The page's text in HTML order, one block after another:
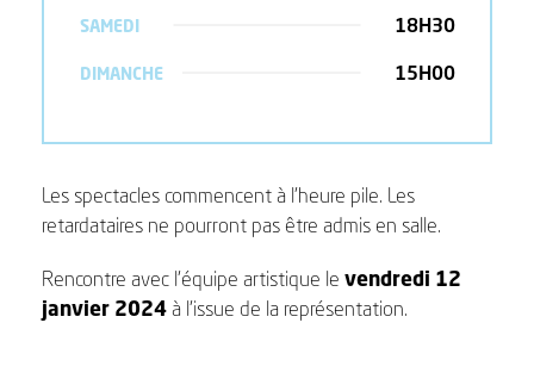
SAMEDI 18H30
DIMANCHE 15H00
Les spectacles commencent à l’heure pile. Les
retardataires ne pourront pas être admis en salle.
Rencontre avec l’équipe artistique le vendredi 12
janvier 2024à l’issue de la représentation.